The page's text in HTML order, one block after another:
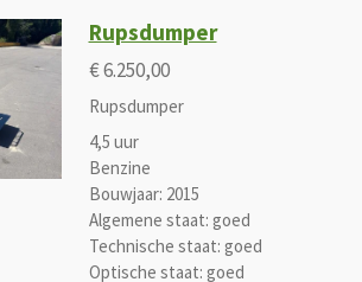
Rupsdumper
€ 6.250,00
Rupsdumper
4,5 uur
Benzine
Bouwjaar: 2015
Algemene staat: goed
Technische staat: goed
Optische staat: goed